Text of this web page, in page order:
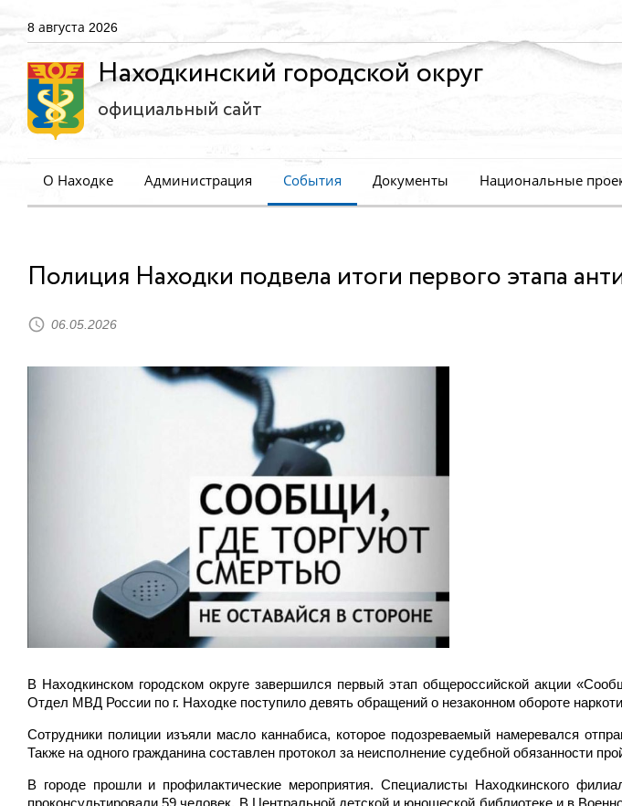
8 августа 2026
Находкинский городской округ
официальный сайт
О Находке Администрация События Документы Национальные
Полиция Находки подвела итоги первого этапа
06.05.2026
В Находкинском городском округе завершился первый этап общероссийской акции
Отдел МВД России по г. Находке поступило девять обращений о незаконном обороте
Сотрудники полиции изъяли масло каннабиса, которое подозреваемый намеревался
Также на одного гражданина составлен протокол за неисполнение судебной обязанности
В городе прошли и профилактические мероприятия. Специалисты Находкинского
проконсультировали 59 человек. В Центральной детской и юношеской библиотеке и в